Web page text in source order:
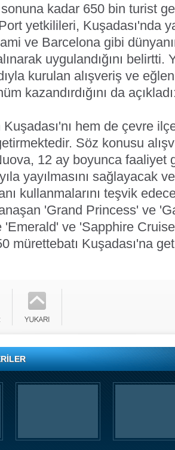
sonuna kadar 650 bin turist
yetkilileri, Kuşadası'nda
ve Barcelona gibi
uygulandığını
kurulan alışveriş ve
kazandırdığını da
hem de çevre
Söz konusu
12 ay boyunca faaliyet
yayılmasını sağlayacak
kullanmalarını teşvik
'Grand Princess' ve
'Emerald' ve 'Sapphire
mürettebatı Kuşadası'na